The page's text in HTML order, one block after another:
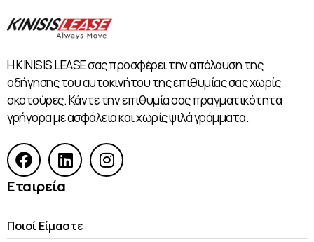
Η KINISIS LEASE σας προσφέρει την απόλαυση της
οδήγησης του αυτοκινήτου της επιθυμίας σας χωρίς
σκοτούρες. Κάντε την επιθυμία σας πραγματικότητα
γρήγορα με ασφάλεια και χωρίς ψιλά γράμματα.
Εταιρεία
Ποιοί Είμαστε